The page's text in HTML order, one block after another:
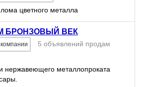
цветного металла
БРОНЗОВЫЙ ВЕК
5 объявлений продам
нержавеющего металлопроката